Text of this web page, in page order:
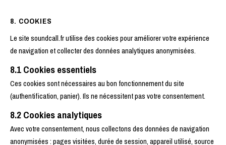
8. COOKIES
Le site soundcall.fr utilise des cookies pour améliorer votre expérience
de navigation et collecter des données analytiques anonymisées.
8.1 Cookies essentiels
Ces cookies sont nécessaires au bon fonctionnement du site
(authentification, panier). Ils ne nécessitent pas votre consentement.
8.2 Cookies analytiques
Avec votre consentement, nous collectons des données de navigation
anonymisées : pages visitées, durée de session, appareil utilisé, source